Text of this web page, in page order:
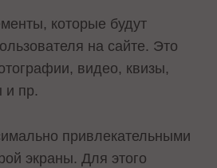
которые будут
на сайте. Это
видео, квизы,
и пр.
привлекательными
экраны. Для этого